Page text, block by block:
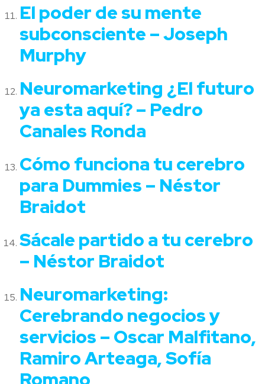
El poder de su mente
subconsciente – Joseph
Murphy
Neuromarketing ¿El futuro
ya esta aquí? – Pedro
Canales Ronda
Cómo funciona tu cerebro
para Dummies – Néstor
Braidot
Sácale partido a tu cerebro
– Néstor Braidot
Neuromarketing:
Cerebrando negocios y
servicios – Oscar Malfitano,
Ramiro Arteaga, Sofía